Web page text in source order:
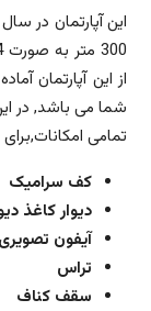
از این آپارتمان
شما می باشد, در
تمامی
کف سرامیک
دیوار کاغذ
آیفون تصویری
تراس
سقف کناف